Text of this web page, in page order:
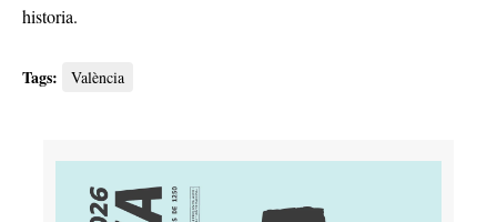
historia.
Tags: València